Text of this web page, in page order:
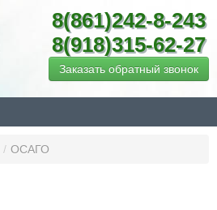
8(861)242-8-243
8(918)315-62-27
Заказать обратный звонок
/ ОСАГО